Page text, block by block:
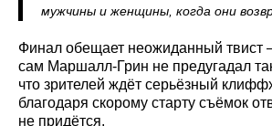
мужчины и женщины, когда они
Финал обещает неожиданный твист
сам Маршалл-Грин не предугадал
что зрителей ждёт серьёзный
благодаря скорому старту съёмок
не придётся.